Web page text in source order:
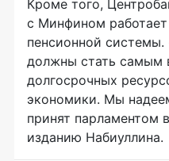
Кроме того,
с Минфином
пенсионной
должны стать самым
долгосрочных
экономики. Мы
принят парламентом
изданию Набиуллина.